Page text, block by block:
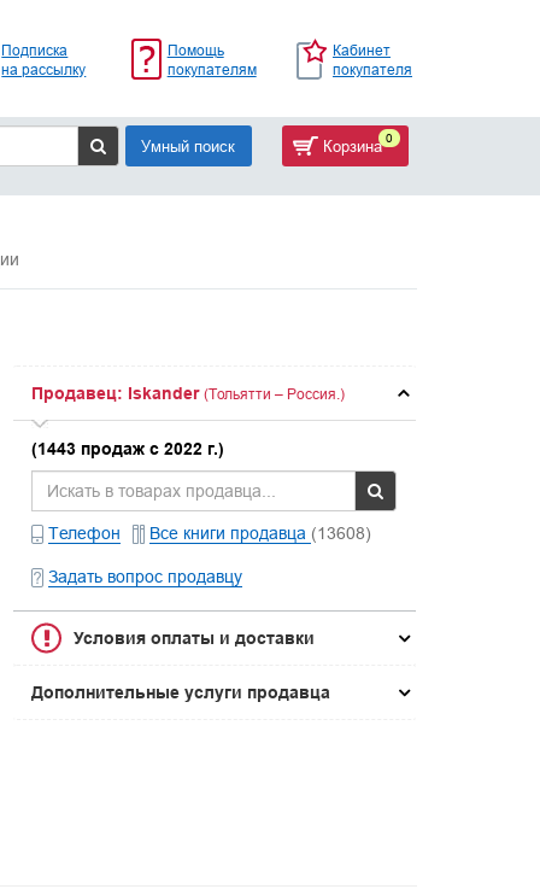
Подписка
на рассылку
Помощь
покупателям
Кабинет
покупателя
Умный поиск Корзина 0
Продавец: Iskander (Тольятти – Россия.)
(1443 продаж с 2022 г.)
Телефон Все книги продавца (13608)
Задать вопрос продавцу
Условия оплаты и доставки
Дополнительные услуги продавца